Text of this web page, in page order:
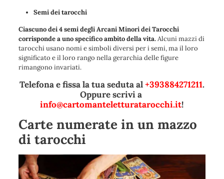
Semi dei tarocchi
Ciascuno dei 4 semi degli Arcani Minori dei Tarocchi
corrisponde a uno specifico ambito della vita.Alcuni mazzi di
tarocchi usano nomi e simboli diversi per i semi, ma il loro
significato e il loro rango nella gerarchia delle figure
rimangono invariati.
Telefona e fissa la tua seduta al+393884271211.
Oppure scrivi a
info@cartomanteletturatarocchi.it!
Carte numerate in un mazzo
di tarocchi